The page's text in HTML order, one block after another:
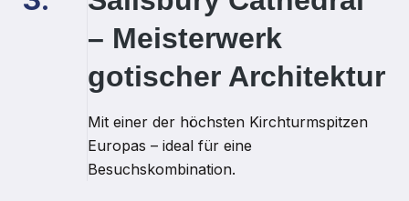
– Meisterwerk
gotischer Architektur
Mit einer der höchsten Kirchturmspitzen
Europas – ideal für eine
Besuchskombination.